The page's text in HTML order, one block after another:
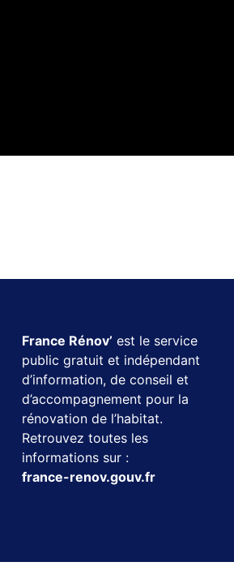
France Rénov’ est le service
public gratuit et indépendant
d’information, de conseil et
d’accompagnement pour la
rénovation de l’habitat.
Retrouvez toutes les
informations sur :
france-renov.gouv.fr